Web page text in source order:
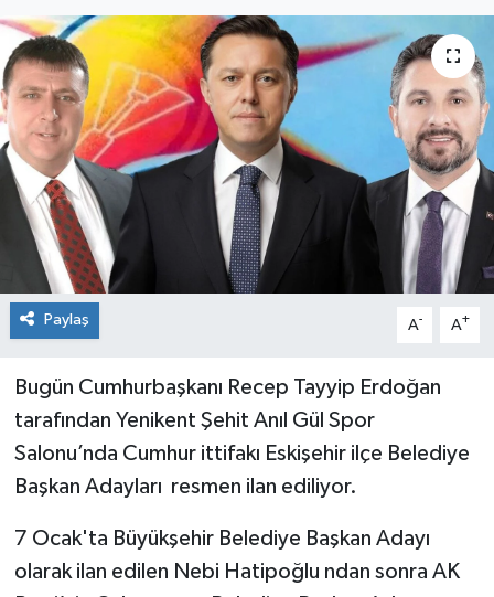
Paylaş A- A+
Bugün Cumhurbaşkanı Recep Tayyip Erdoğan
tarafından Yenikent Şehit Anıl Gül Spor
Salonu’nda Cumhur ittifakı Eskişehir ilçe Belediye
Başkan Adayları resmen ilan ediliyor.
7 Ocak'ta Büyükşehir Belediye Başkan Adayı
olarak ilan edilen Nebi Hatipoğlu ndan sonra AK
Asayiş
Teknoloji
Tüm Manşetler
Son Dakika Haberleri
Haber Arşivi